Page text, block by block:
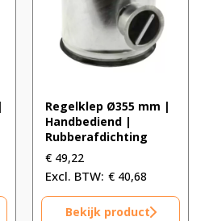
Regelklep Ø355 mm |
Handbediend |
Rubberafdichting
€ 49,22
€ 40,68
Bekijk product